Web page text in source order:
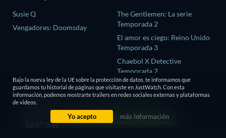
Susie Q
Vengadores: Doomsday
The Gentlemen: La serie
Temporada 2
El amor es ciego: Reino Unido
Temporada 3
Chaebol X Detective
Temporada 2
The Chosen In The Wild with
Bear Grylls Temporada 1
Bajo la nueva ley de la UE sobre la protección de datos, te informamos que
guardamos tu historial de páginas que visitaste en JustWatch. Con esta
información, podemos mostrarte trailers en redes sociales externas y plataformas
de videos.
Yo acepto más información